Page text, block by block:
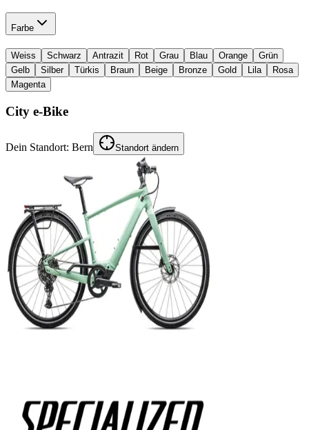
Farbe
Weiss Schwarz Antrazit Rot Grau Blau Orange
Grün
Gelb
Silber Türkis Braun Beige Bronze Gold Lila
Rosa
Magenta
City e-Bike
Dein Standort: Bern Standort ändern